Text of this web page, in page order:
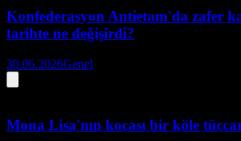
Konfederasyon Antietam'da zafer
tarihte ne değişirdi?
30.06.2026Genel
Mona Lisa'nın kocası bir köle